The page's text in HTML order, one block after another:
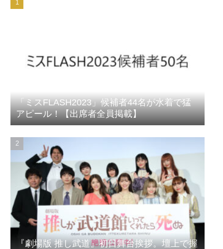
「ミスFLASH2023」候補者44名が水着で猛
アピール！【出席者全員掲載】
『劇場版 推し武道』初日舞台挨拶。壇上で握